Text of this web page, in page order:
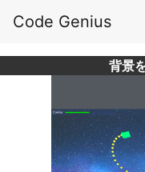
Code Genius
背景